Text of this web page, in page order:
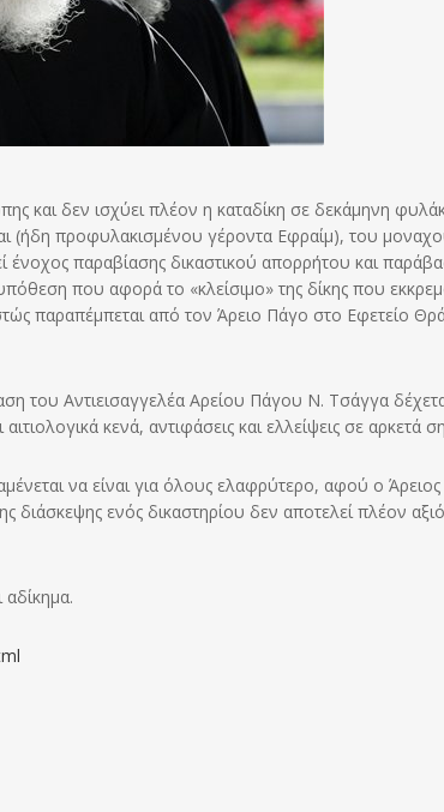
και δεν ισχύει πλέον η καταδίκη σε δεκάμηνη
(ήδη προφυλακισμένου γέροντα Εφραίμ), του
ένοχος παραβίασης δικαστικού απορρήτου και
που αφορά το «κλείσιμο» της δίκης που
παραπέμπεται από τον Άρειο Πάγο στο Εφετείο
του Αντιεισαγγελέα Αρείου Πάγου Ν. Τσάγγα
κενά, αντιφάσεις και ελλείψεις σε αρκετά
να είναι για όλους ελαφρύτερο, αφού ο
ενός δικαστηρίου δεν αποτελεί πλέον